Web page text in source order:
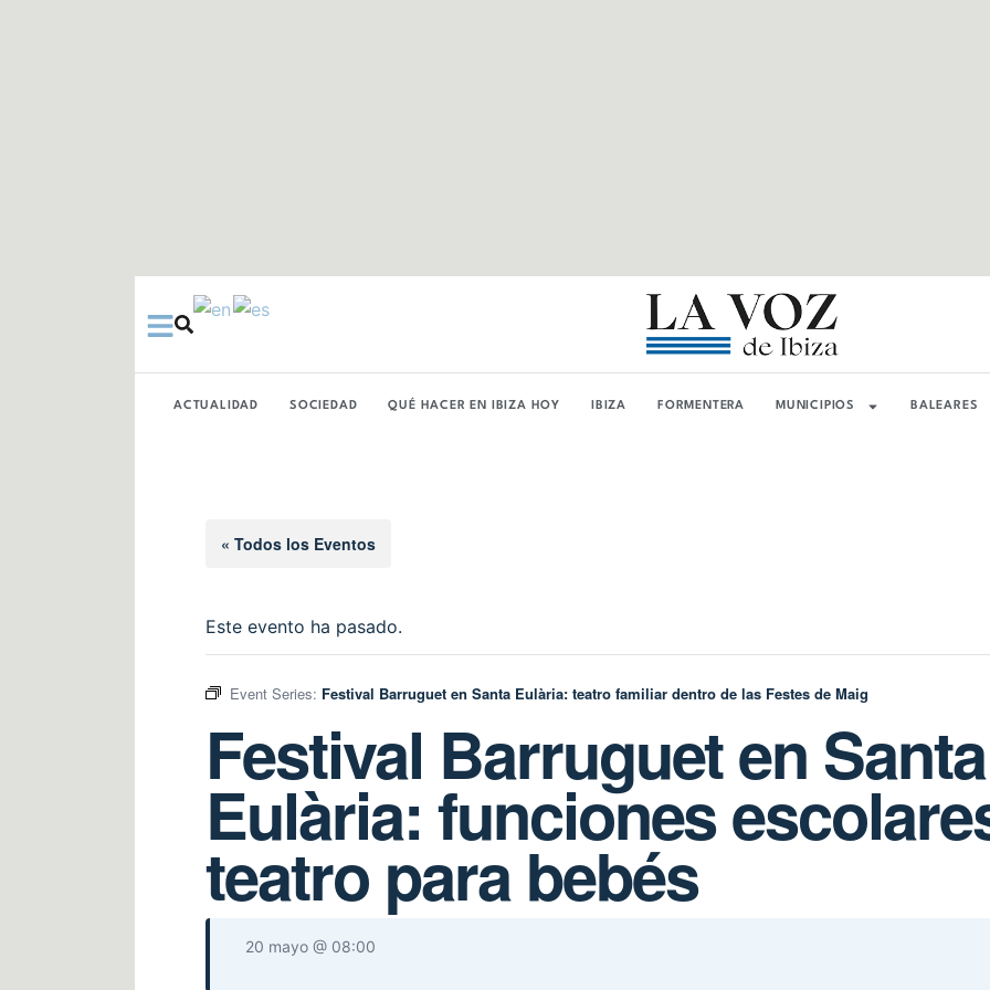
ACTUALIDAD SOCIEDAD QUÉ HACER EN IBIZA HOY IBIZA FORMENTERA MUNICIPIOS BALEARES
« Todos los Eventos
Este evento ha pasado.
Event Series: Festival Barruguet en Santa Eulària: teatro familiar dentro de las Festes de Maig
Festival Barruguet en Santa
Eulària: funciones
teatro para bebés
20 mayo @ 08:00